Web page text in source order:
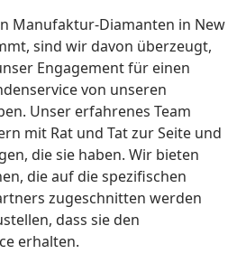
Manufaktur-Diamanten in New
sind wir davon überzeugt,
Engagement für einen
von unseren
Unser erfahrenes Team
mit Rat und Tat zur Seite und
die sie haben. Wir bieten
die auf die spezifischen
zugeschnitten werden
dass sie den
erhalten.